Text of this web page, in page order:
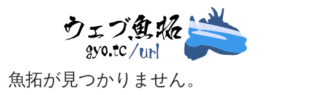
魚拓が見つかりません。